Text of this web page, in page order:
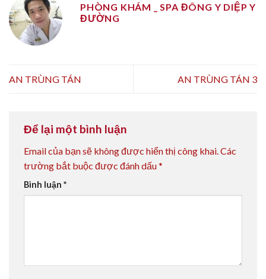
PHÒNG KHÁM _ SPA ĐÔNG Y DIỆP Y
ĐƯỜNG
AN TRÙNG TÁN AN TRÙNG TÁN 3
Để lại một bình luận
Email của bạn sẽ không được hiển thị công khai.Các
trường bắt buộc được đánh dấu*
Bình luận *